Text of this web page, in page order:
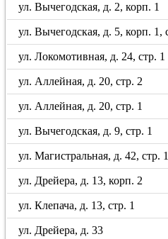
ул. Вычегодская, д. 2, корп. 1
ул. Вычегодская, д. 5, корп. 1,
ул. Локомотивная, д. 24, стр. 1
ул. Аллейная, д. 20, стр. 2
ул. Аллейная, д. 20, стр. 1
ул. Вычегодская, д. 9, стр. 1
ул. Магистральная, д. 42, стр. 1
ул. Дрейера, д. 13, корп. 2
ул. Клепача, д. 13, стр. 1
ул. Дрейера, д. 33